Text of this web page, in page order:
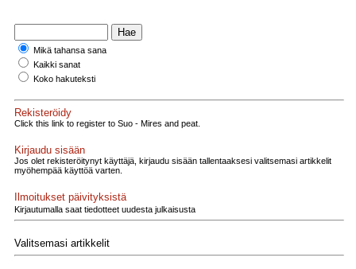
Mikä tahansa sana
Kaikki sanat
Koko hakuteksti
Rekisteröidy
Click this link to register to Suo - Mires and peat.
Kirjaudu sisään
Jos olet rekisteröitynyt käyttäjä, kirjaudu sisään tallentaaksesi valitsemasi artikkelit
myöhempää käyttöä varten.
Ilmoitukset päivityksistä
Kirjautumalla saat tiedotteet uudesta julkaisusta
Valitsemasi artikkelit